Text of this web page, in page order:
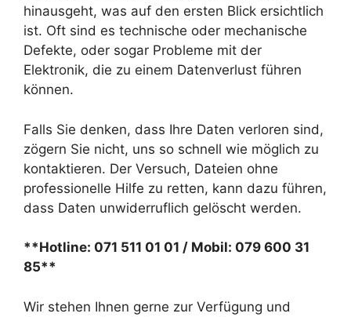
hinausgeht, was auf den ersten Blick ersichtlich
ist. Oft sind es technische oder mechanische
Defekte, oder sogar Probleme mit der
Elektronik, die zu einem Datenverlust führen
können.
Falls Sie denken, dass Ihre Daten verloren sind,
zögern Sie nicht, uns so schnell wie möglich zu
kontaktieren. Der Versuch, Dateien ohne
professionelle Hilfe zu retten, kann dazu führen,
dass Daten unwiderruflich gelöscht werden.
**Hotline: 071 511 01 01 / Mobil: 079 600 31
85**
Wir stehen Ihnen gerne zur Verfügung und